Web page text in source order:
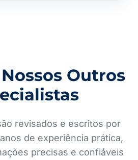
Outros
revisados e escritos por
de experiência prática,
precisas e confiáveis